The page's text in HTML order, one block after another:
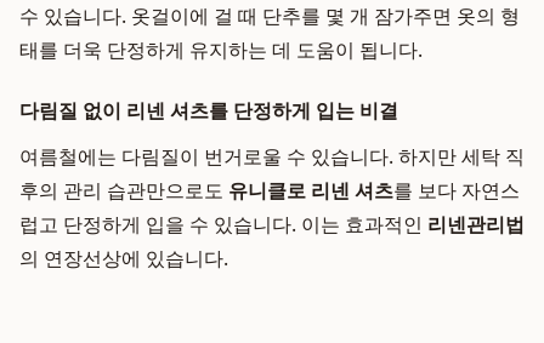
수 있습니다. 옷걸이에 걸 때 단추를 몇 개 잠가주면 옷의 형
태를 더욱 단정하게 유지하는 데 도움이 됩니다.
다림질 없이 리넨 셔츠를 단정하게 입는 비결
여름철에는 다림질이 번거로울 수 있습니다. 하지만 세탁 직
후의 관리 습관만으로도 유니클로 리넨 셔츠를 보다 자연스
럽고 단정하게 입을 수 있습니다. 이는 효과적인 리넨관리법
의 연장선상에 있습니다.